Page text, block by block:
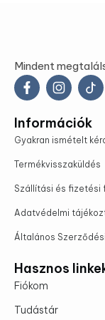
Mindent
Információk
Gyakran ismételt
Termékvisszaküldés
Szállítási és fizetési
Adatvédelmi
Általános
Hasznos
Fiókom
Tudástár